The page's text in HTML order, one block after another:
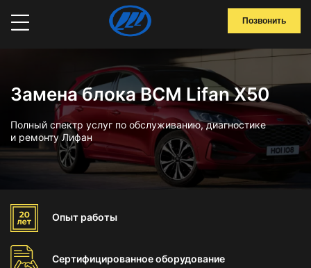
Позвонить
Замена блока BCM Lifan X50
Полный спектр услуг по обслуживанию, диагностике
и ремонту Лифан
Опыт работы
Сертифицированноеоборудование